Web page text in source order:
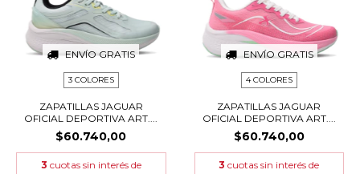
ENVÍO GRATIS
3 COLORES
ZAPATILLAS JAGUAR
OFICIAL DEPORTIVA ART....
$60.740,00
3 cuotas sin interés de
ENVÍO GRATIS
4 COLORES
ZAPATILLAS JAGUAR
OFICIAL DEPORTIVA ART....
$60.740,00
3 cuotas sin interés de